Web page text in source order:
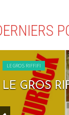
LE GROS RIFFIFI
LE GROS